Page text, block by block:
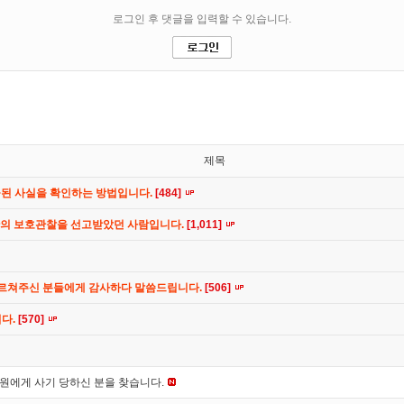
제목
사실을 확인하는 방법입니다. [484]
보호관찰을 선고받았던 사람입니다. [1,011]
쳐주신 분들에게 감사하다 말씀드립니다. [506]
. [570]
에게 사기 당하신 분을 찾습니다.